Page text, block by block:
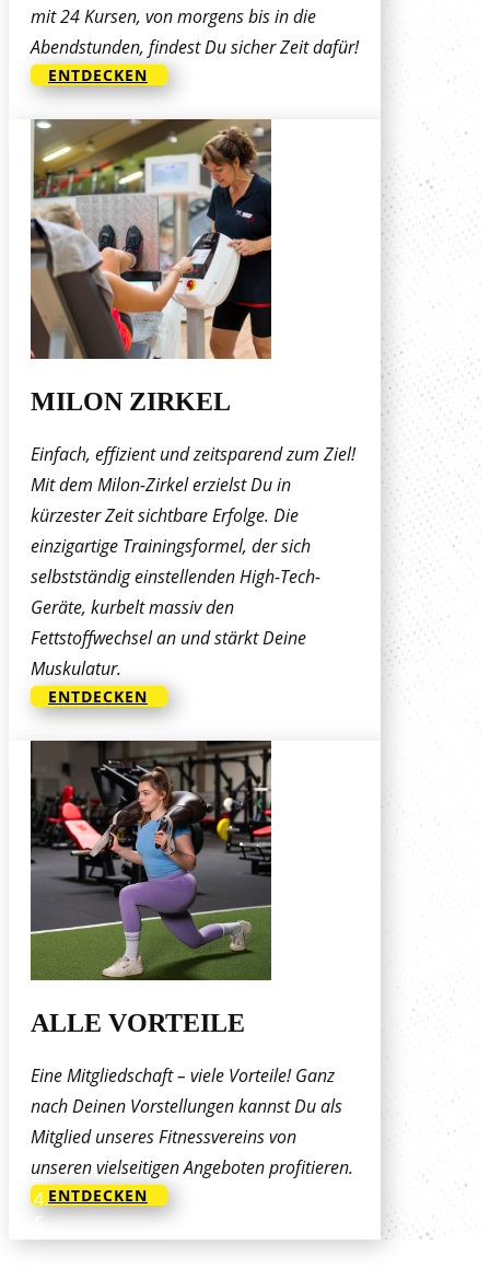
mit 24 Kursen, von morgens bis in die
Abendstunden, findest Du sicher Zeit dafür!
ENTDECKEN
MILON ZIRKEL
Einfach, effizient und zeitsparend zum Ziel!
Mit dem Milon-Zirkel erzielst Du in
kürzester Zeit sichtbare Erfolge. Die
einzigartige Trainingsformel, der sich
selbstständig einstellenden High-Tech-
Geräte, kurbelt massiv den
Fettstoffwechsel an und stärkt Deine
Muskulatur.
ENTDECKEN
ALLE VORTEILE
Eine Mitgliedschaft – viele Vorteile! Ganz
nach Deinen Vorstellungen kannst Du als
Mitglied unseres Fitnessvereins von
unseren vielseitigen Angeboten profitieren.
ENTDECKEN